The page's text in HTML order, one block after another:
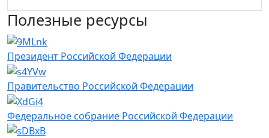
Полезные ресурсы
Президент Российской Федерации
Правительство Российской Федерации
Федеральное собрание Российской Федерации